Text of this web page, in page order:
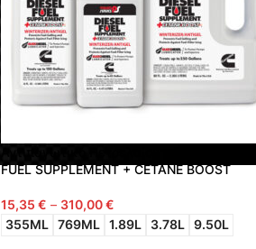
Αντιπαγωτικό Πετρελαίου – Ενισχυτικό
FUEL SUPPLEMENT + CETANE BOOST
15,35 € – 310,00€
Επιλογή
355ML 769ML 1.89L 3.78L 9.50L